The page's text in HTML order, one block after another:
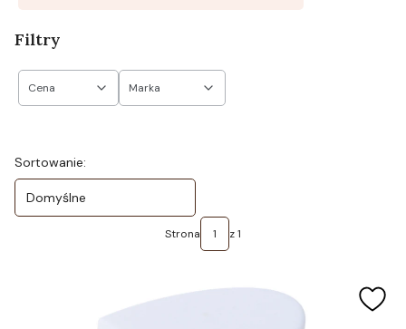
Filtry
Cena Marka
Lista produktów
Sortowanie:
Domyślne
Strona z 1